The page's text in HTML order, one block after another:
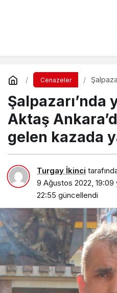
Cenazeler
Aktaş
gelen kazada
Turgay İkinci
9 Ağustos 2022, 19:09
22:55 güncellendi